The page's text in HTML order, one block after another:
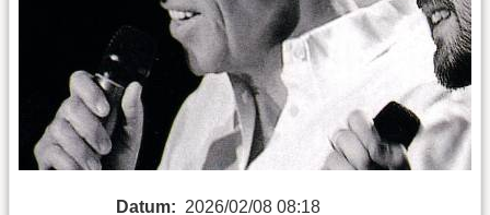
Datum: 2026/02/08 08:18